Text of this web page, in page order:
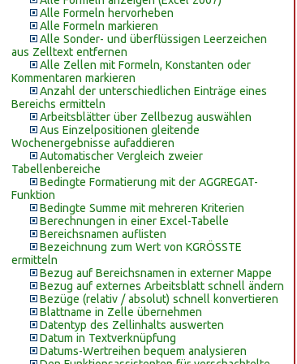
Alle Formeln hervorheben
Alle Formeln markieren
Alle Sonder- und überflüssigen Leerzeichen
aus Zelltext entfernen
Alle Zellen mit Formeln, Konstanten oder
Kommentaren markieren
Anzahl der unterschiedlichen Einträge eines
Bereichs ermitteln
Arbeitsblätter über Zellbezug auswählen
Aus Einzelpositionen gleitende
Wochenergebnisse aufaddieren
Automatischer Vergleich zweier
Tabellenbereiche
Bedingte Formatierung mit der AGGREGAT-
Funktion
Bedingte Summe mit mehreren Kriterien
Berechnungen in einer Excel-Tabelle
Bereichsnamen auflisten
Bezeichnung zum Wert von KGRÖSSTE
ermitteln
Bezug auf Bereichsnamen in externer Mappe
Bezug auf externes Arbeitsblatt schnell ändern
Bezüge (relativ / absolut) schnell konvertieren
Blattname in Zelle übernehmen
Datentyp des Zellinhalts auswerten
Datum in Textverknüpfung
Datums-Wertreihen bequem analysieren